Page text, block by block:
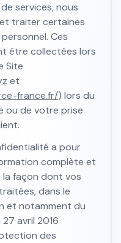
services, nous
traiter certaines
Ces
être collectées lors
Site
et
france.fr/) lors du
ou de votre prise
a pour
complète et
la façon dont vos
dans le
et notamment du
avril 2016
des